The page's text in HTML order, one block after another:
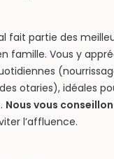
fait partie des
famille. Vous y
otaries), idéales
Nous vous
l’affluence.